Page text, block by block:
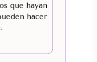
que hayan
hacer